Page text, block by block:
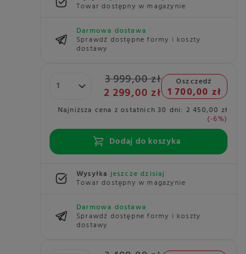
Towar dostępny w magazynie
Darmowa dostawa
Sprawdź dostępne formy i koszty
dostawy
3 999,00 zł
2 299,00 zł
Oszczedź
1 700,00 zł
Najniższa cena z ostatnich 30 dni: 2 450,00 zł
-6%
Dodaj do koszyka
Wysyłkajeszcze dzisiaj
Towar dostępny w magazynie
Darmowa dostawa
Sprawdź dostępne formy i koszty
dostawy